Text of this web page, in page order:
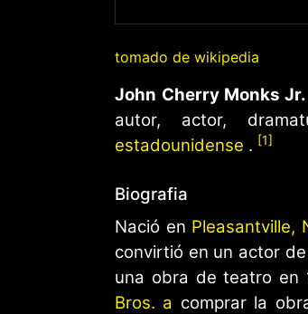
tomado de wikipedia
John Cherry Monks Jr.
autor, actor,
estadounidense . [1]
Biografia
Nació en Pleasantville,
convirtió en un actor
una obra de teatro en
Bros. a comprar la